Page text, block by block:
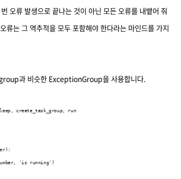
오류 발생으로 끝나는 것이 아닌 모든 오류를 내뱉어 줘
류는 그 역추적을 모두 포함해야 한다라는 마인드를 가지
과 비슷한 ExceptionGroup을 사용합니다.
create_task_group, run
'is running')